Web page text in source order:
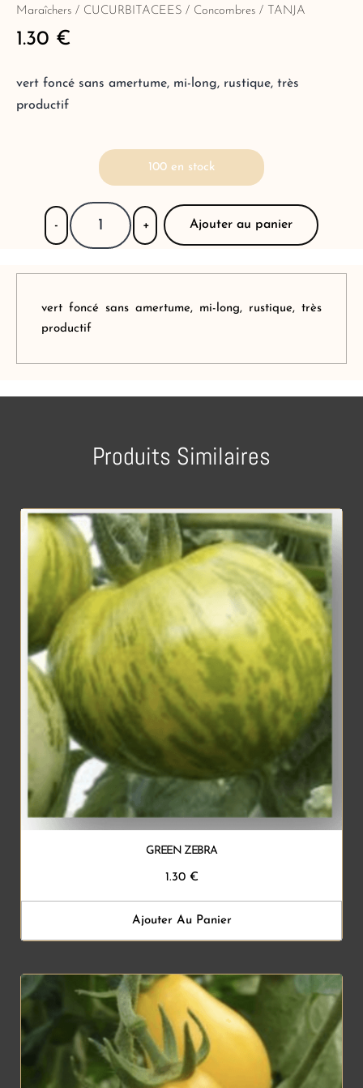
Maraîchers / CUCURBITACEES / Concombres / TANJA
1.30 €
vert foncé sans amertume, mi-long, rustique, très
productif
100 en stock
- + Ajouter au panier
vert foncé sans amertume, mi-long, rustique, très
productif
Produits Similaires
GREEN ZEBRA
1.30 €
Ajouter Au Panier